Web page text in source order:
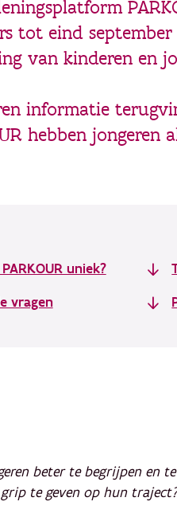
tot eind
van kinderen en
informatie
hebben
uniek?
vragen
beter te begrijpen en
te geven op hun